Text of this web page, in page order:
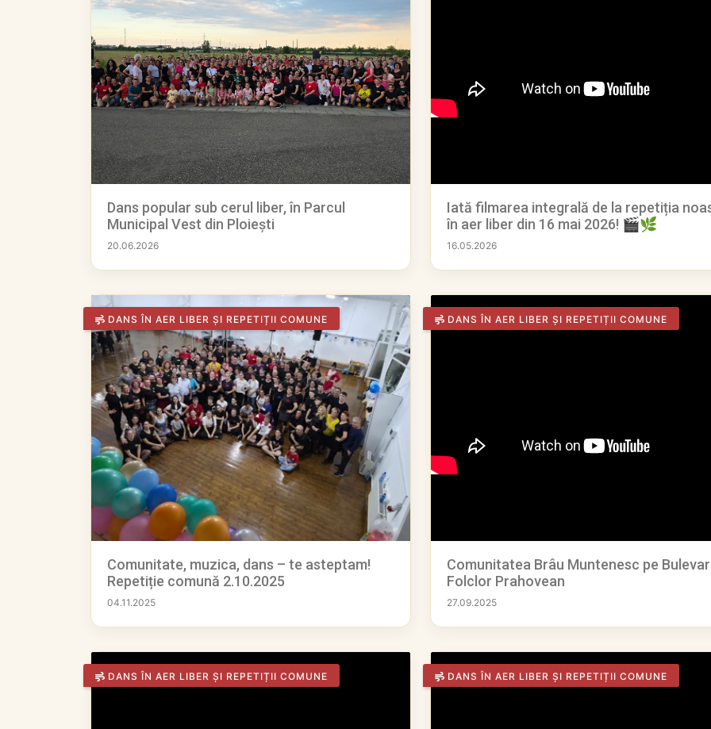
Dans popular sub cerul liber, în Parcul
Municipal Vest din Ploiești
20.06.2026
Iată filmarea integrală de la repetiția
în aer liber din 16 mai 2026! 🎬🌿
16.05.2026
DANS ÎN AER LIBER ȘI REPETIȚII COMUNE
Comunitate, muzica, dans – te asteptam!
Repetiție comună 2.10.2025
04.11.2025
DANS ÎN AER LIBER ȘI REPETIȚII COMUNE
Comunitatea Brâu Muntenesc pe
Folclor Prahovean
27.09.2025
DANS ÎN AER LIBER ȘI REPETIȚII COMUNE DANS ÎN AER LIBER ȘI REPETIȚII COMUNE